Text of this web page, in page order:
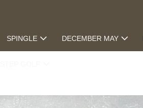
SPINGLE DECEMBER MAY